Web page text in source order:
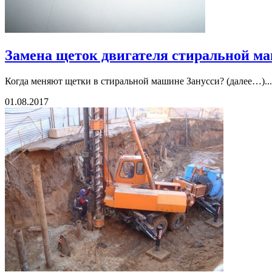
Замена щеток двигателя стиральной
Когда меняют щетки в стиральной машине Занусси? (далее…)...
01.08.2017